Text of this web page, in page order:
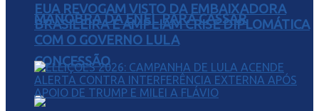
MANOBRA DA ENEL PARA CASSAR
CONCESSÃO
EUA REVOGAM VISTO DA EMBAIXADORA
BRASILEIRA E AMPLIAM CRISE DIPLOMÁTICA
COM O GOVERNO LULA